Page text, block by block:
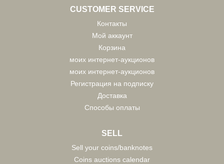
CUSTOMER SERVICE
Контакты
Мой аккаунт
Корзина
моих интернет-аукционов
моих интернет-аукционов
Регистрация на подписку
Доставка
Способы оплаты
SELL
Sell your coins/banknotes
Coins auctions calendar